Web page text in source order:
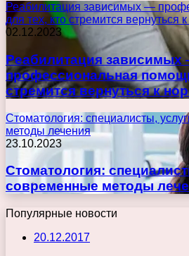
Реабилитация зависимых —
для тех, кто стремится вернуться
02.12.2023
Реабилитация зависимых
профессиональная
стремится вернуться к
Стоматология: специалисты,
методы лечения
23.10.2023
Стоматология:
современные методы
Популярные новости
20.12.2017